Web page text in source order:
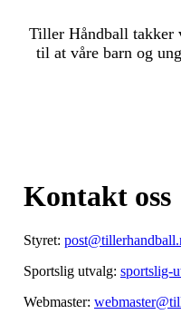
Tiller Håndball takker
til at våre barn og
Kontakt oss
Styret:
Sportslig utvalg: sportslig-
Webmaster: